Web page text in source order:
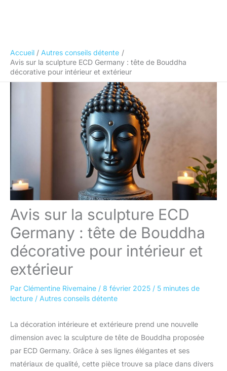
Accueil
Autres conseils détente
Avis sur la sculpture ECD Germany : tête de Bouddha
décorative pour intérieur et extérieur
Avis sur la sculpture ECD
Germany : tête de Bouddha
décorative pour intérieur et
extérieur
Par Clémentine Rivemaine / 8 février 2025 / 5 minutes de
lecture / Autres conseils détente
La décoration intérieure et extérieure prend une nouvelle
dimension avec la sculpture de tête de Bouddha proposée
par ECD Germany. Grâce à ses lignes élégantes et ses
matériaux de qualité, cette pièce trouve sa place dans divers